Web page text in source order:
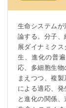
The cellular
countable
to thermal
stochastic
between
outlined through specific
level, such
evolution, will
生命システム
論する。分子
展ダイナミク
生、進化の普
応、多細胞生
まえつつ、複
による適応、
と進化の関係